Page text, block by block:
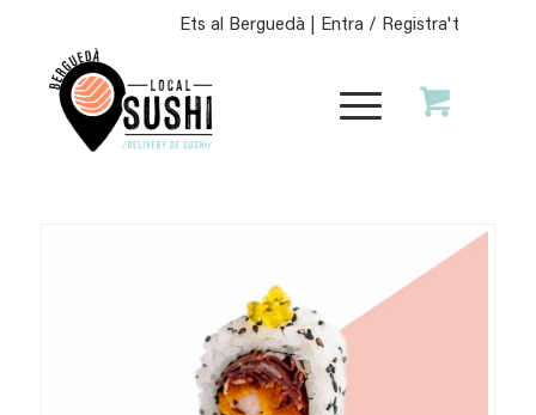
Ets al Berguedà | Entra / Registra't